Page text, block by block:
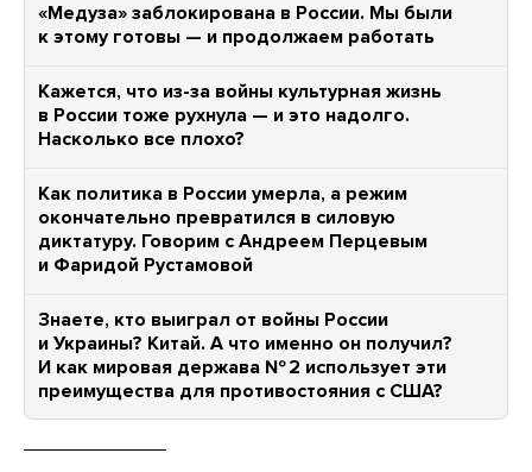
«Медуза» заблокирована в России. Мы были
к этому готовы — и продолжаем работать
Кажется, что из-за войны культурная жизнь
в России тоже рухнула — и это надолго.
Насколько все плохо?
Как политика в России умерла, а режим
окончательно превратился в силовую
диктатуру. Говорим с Андреем Перцевым
и Фаридой Рустамовой
Знаете, кто выиграл от войны России
и Украины? Китай. А что именно он получил?
И как мировая держава № 2 использует эти
преимущества для противостояния с США?